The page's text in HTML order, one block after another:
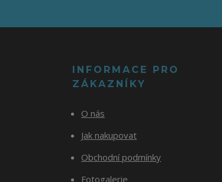
INFORMACE PRO
ZÁKAZNÍKY
O nás
Jak nakupovat
Obchodní podmínky
Fotogalerie